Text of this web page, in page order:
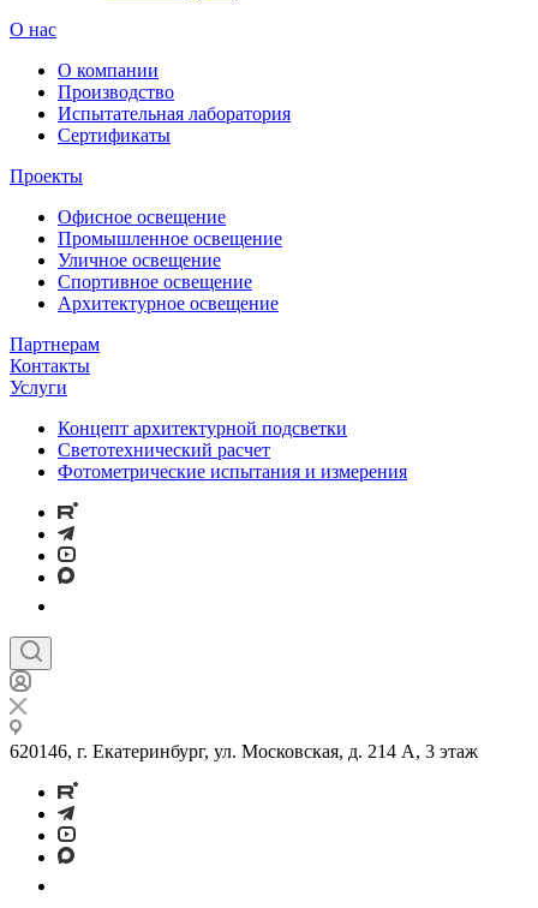
О нас
О компании
Производство
Испытательная лаборатория
Сертификаты
Проекты
Офисное освещение
Промышленное освещение
Уличное освещение
Спортивное освещение
Архитектурное освещение
Партнерам
Контакты
Услуги
Концепт архитектурной подсветки
Светотехнический расчет
Фотометрические испытания и измерения
620146, г. Екатеринбург, ул. Московская, д. 214 А, 3 этаж